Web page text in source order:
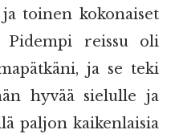
toinen kokonaiset
reissu oli
ja se teki
hyvää sielulle ja
paljon kaikenlaisia